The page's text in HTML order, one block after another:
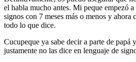
el habla mucho antes. Mi peque empezó
signos con 7 meses más o menos y ahora
todo lo que dice.
Cucupeque ya sabe decir a parte de papá
justamente no las dice en lenguaje de